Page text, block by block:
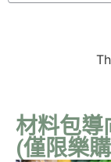
材料包導
(僅限樂